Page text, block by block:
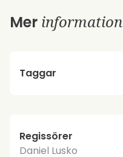
Mer information
Taggar
Regissörer
Daniel Lusko